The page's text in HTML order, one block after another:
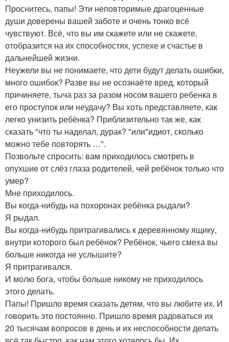
Проснитесь, папы! Эти неповторимые драгоценные
души доверены вашей заботе и очень тонко всё
чувствуют. Всё, что вы им скажете или не скажете,
отобразится на их способностях, успехе и счастье в
дальнейшей жизни.
Неужели вы не понимаете, что дети будут делать ошибки,
много ошибок? Разве вы не осознаёте вред, который
причиняете, тыча раз за разом носом вашего ребенка в
его проступок или неудачу? Вы хоть представляете, как
легко унизить ребёнка? Приблизительно так же, как
сказать "что ты наделал, дурак? "или"идиот, сколько
можно тебе повторять …".
Позвольте спросить: вам приходилось смотреть в
опухшие от слёз глаза родителей, чей ребёнок только что
умер?
Мне приходилось.
Вы когда-нибудь на похоронах ребёнка рыдали?
Я рыдал.
Вы когда-нибудь притрагивались к деревянному ящику,
внутри которого был ребёнок? Ребёнок, чьего смеха вы
больше никогда не услышите?
Я притрагивался.
И молю бога, чтобы больше никому не приходилось
этого делать.
Папы! Пришло время сказать детям, что вы любите их. И
говорить это постоянно. Пришло время радоваться их
20 тысячам вопросов в день и их неспособности делать